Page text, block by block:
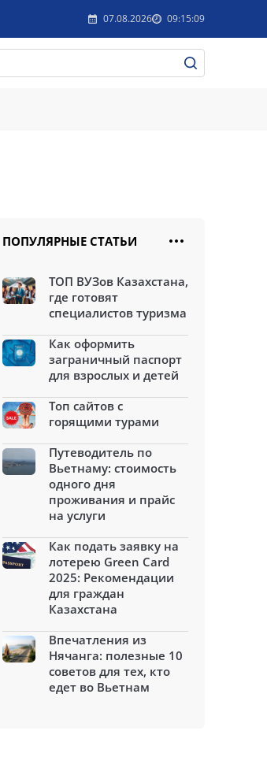
07.08.2026 09:15:09
ПОПУЛЯРНЫЕ СТАТЬИ
ТОП ВУЗов Казахстана,
где готовят
специалистов туризма
Как оформить
заграничный паспорт
для взрослых и детей
Топ сайтов с
горящими турами
Путеводитель по
Вьетнаму: стоимость
одного дня
проживания и прайс
на услуги
Как подать заявку на
лотерею Green Card
2025: Рекомендации
для граждан
Казахстана
Впечатления из
Нячанга: полезные 10
советов для тех, кто
едет во Вьетнам